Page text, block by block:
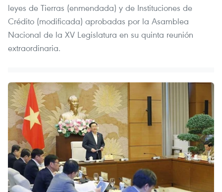
leyes de Tierras (enmendada) y de Instituciones de
Crédito (modificada) aprobadas por la Asamblea
Nacional de la XV Legislatura en su quinta reunión
extraordinaria.